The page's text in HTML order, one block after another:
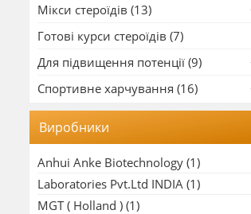
Мікси стероїдів (13)
Готові курси стероїдів (7)
Для підвищення потенції (9)
Спортивне харчування (16)
Виробники
Anhui Anke Biotechnology (1)
Laboratories Pvt.Ltd INDIA (1)
MGT ( Holland ) (1)